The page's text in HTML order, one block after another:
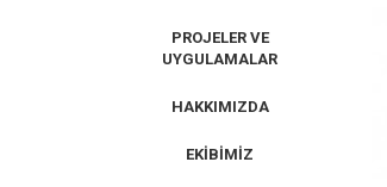
PROJELER VE
UYGULAMALAR
HAKKIMIZDA
EKIBIMIZ